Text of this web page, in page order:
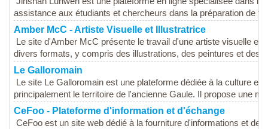
assistance aux étudiants et chercheurs dans la préparation de
Amber McC - Artiste Visuelle et Illustratrice
Le site d'Amber McC présente le travail d'une artiste visuelle et
divers formats, y compris des illustrations, des peintures et des
Le Galloromain
Le site Le Galloromain est une plateforme dédiée à la culture et
principalement le territoire de l'ancienne Gaule. Il propose une
CeFoo - Plateforme d'information et d'échange
CeFoo est un site web dédié à la fourniture d'informations et